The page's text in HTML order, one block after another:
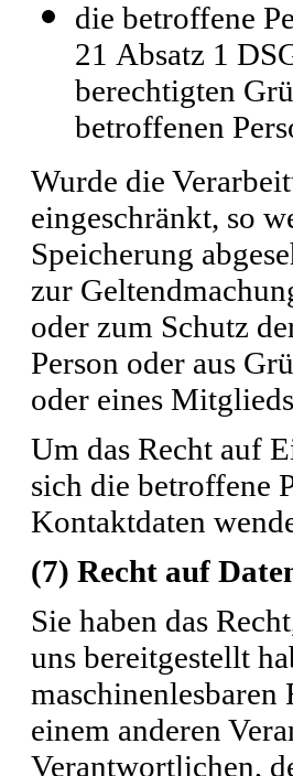
die betroffene
21 Absatz 1
berechtigten
betroffenen
Wurde die
eingeschränkt, so
Speicherung
zur
oder zum Schutz
Person oder aus
oder eines
Um das Recht auf
sich die betroffene
Kontaktdaten
(7) Recht auf
Sie haben das
uns bereitgestellt
maschinenlesbaren
einem anderen
Verantwortlichen,